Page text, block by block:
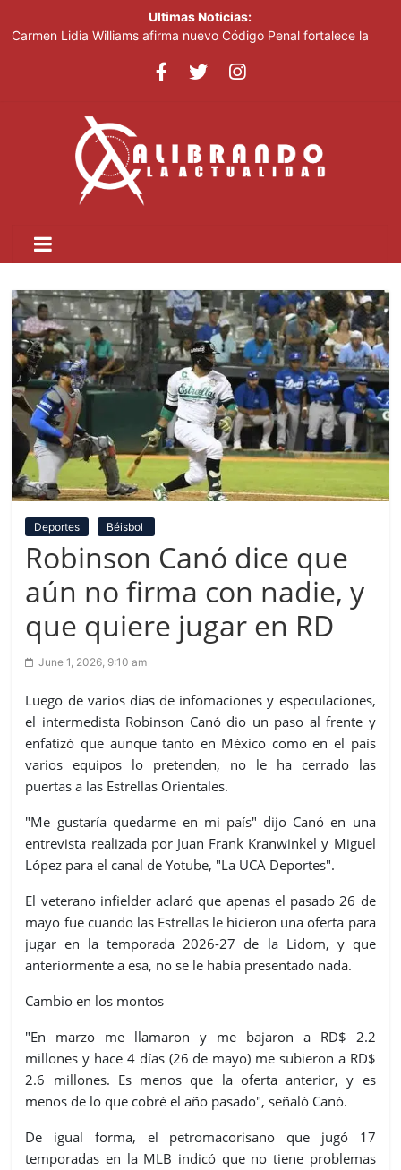
Ultimas Noticias:
Carmen Lidia Williams afirma nuevo Código Penal fortalece la
El Festival Internacional del Sombrero regresa a Ocoa con una
violencia contra niñas, niños y mujeres
Kamilolf indetenible con tema “No lo beses”
Presidente Abinader abrirá XVI congreso internacional de
dirección de proyectos de PMI República Dominicana
Deportes Béisbol
Robinson Canó dice que
aún no firma con nadie, y
que quiere jugar en RD
June 1, 2026, 9:10 am
Luego de varios días de infomaciones y especulaciones,
el intermedista Robinson Canó dio un paso al frente y
enfatizó que aunque tanto en México como en el país
varios equipos lo pretenden, no le ha cerrado las
puertas a las Estrellas Orientales.
"Me gustaría quedarme en mi país" dijo Canó en una
entrevista realizada por Juan Frank Kranwinkel y Miguel
López para el canal de Yotube, "La UCA Deportes".
El veterano infielder aclaró que apenas el pasado 26 de
mayo fue cuando las Estrellas le hicieron una oferta para
jugar en la temporada 2026-27 de la Lidom, y que
anteriormente a esa, no se le había presentado nada.
Cambio en los montos
"En marzo me llamaron y me bajaron a RD$ 2.2
millones y hace 4 días (26 de mayo) me subieron a RD$
2.6 millones. Es menos que la oferta anterior, y es
menos de lo que cobré el año pasado", señaló Canó.
De igual forma, el petromacorisano que jugó 17
temporadas en la MLB indicó que no tiene problemas